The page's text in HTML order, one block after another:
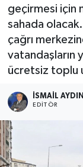
geçirmesi için
sahada
çağrı
vatandaşların
ücretsiz toplu
İSMAIL AYDIN
EDITÖR